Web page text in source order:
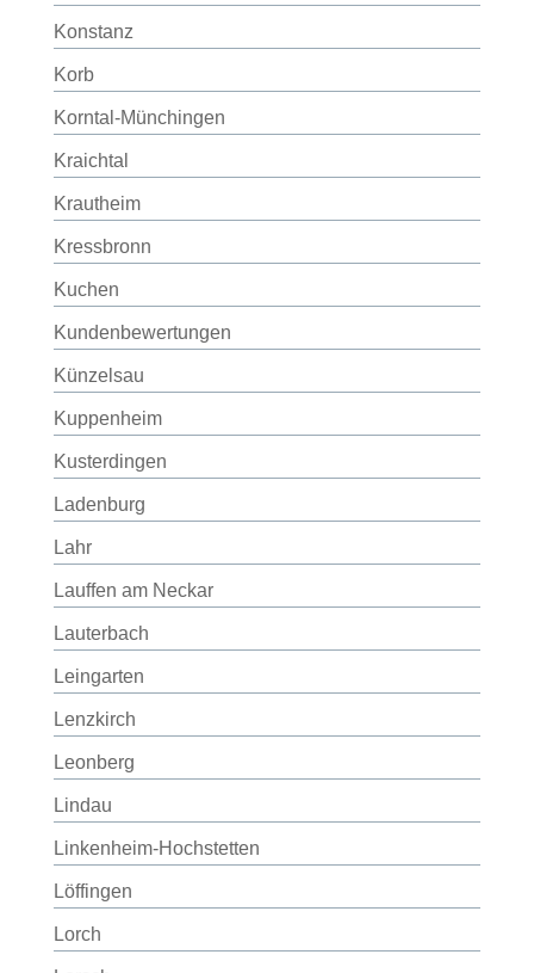
Konstanz
Korb
Korntal-Münchingen
Kraichtal
Krautheim
Kressbronn
Kuchen
Kundenbewertungen
Künzelsau
Kuppenheim
Kusterdingen
Ladenburg
Lahr
Lauffen am Neckar
Lauterbach
Leingarten
Lenzkirch
Leonberg
Lindau
Linkenheim-Hochstetten
Löffingen
Lorch